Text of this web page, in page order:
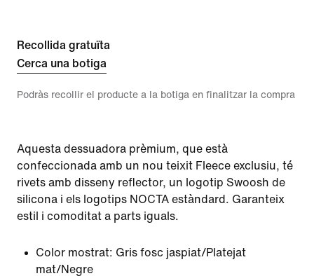
Recollida gratuïta
Cerca una botiga
Podràs recollir el producte a la botiga en finalitzar la compra
Aquesta dessuadora prèmium, que està
confeccionada amb un nou teixit Fleece exclusiu, té
rivets amb disseny reflector, un logotip Swoosh de
silicona i els logotips NOCTA estàndard. Garanteix
estil i comoditat a parts iguals.
Color mostrat: Gris fosc jaspiat/Platejat
mat/Negre